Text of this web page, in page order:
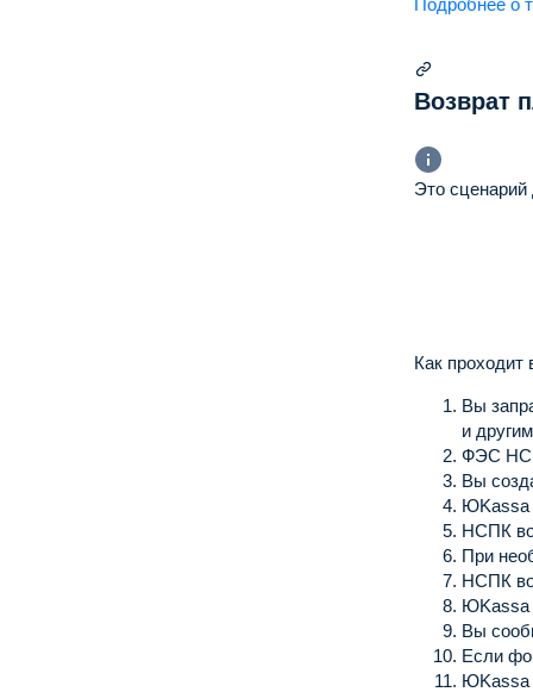
Возврат
Это сценарий
Как проходит
Вы
и
ФЭС
Вы
ЮKassa
НСПК
При
НСПК
ЮKassa
Вы
Если
ЮKassa